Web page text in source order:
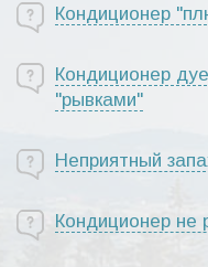
Кондиционер
Кондиционер
"рывками"
Неприятный
Кондиционер не